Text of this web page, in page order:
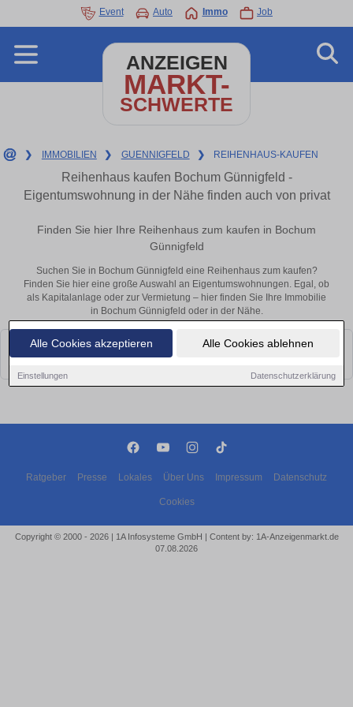
Alle Cookies akzeptieren Alle Cookies ablehnen
Einstellungen Datenschutzerklärung
Event Auto Immo Job
ANZEIGEN
MARKT-
SCHWERTE
❯ IMMOBILIEN ❯ GUENNIGFELD ❯ REIHENHAUS-KAUFEN
Reihenhaus kaufen Bochum Günnigfeld -
Eigentumswohnung in der Nähe finden auch von privat
Finden Sie hier Ihre Reihenhaus zum kaufen in Bochum
Günnigfeld
Suchen Sie in Bochum Günnigfeld eine Reihenhaus zum kaufen?
Finden Sie hier eine große Auswahl an Eigentumswohnungen. Egal, ob
als Kapitalanlage oder zur Vermietung – hier finden Sie Ihre Immobilie
in Bochum Günnigfeld oder in der Nähe.
Leider konnten wir derzeit keine passenden Objekte finden. Schauen Sie
bald wieder vorbei!
Ratgeber Presse Lokales Über Uns Impressum Datenschutz
Cookies
Copyright © 2000 - 2026 | 1A Infosysteme GmbH | Content by: 1A-Anzeigenmarkt.de
07.08.2026